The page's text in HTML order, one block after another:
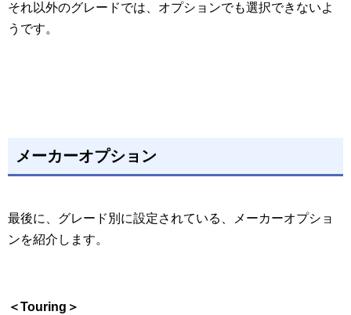
それ以外のグレードでは、オプションでも選択できないよ
うです。
メーカーオプション
最後に、グレード別に設定されている、メーカーオプショ
ンを紹介します。
＜Touring＞